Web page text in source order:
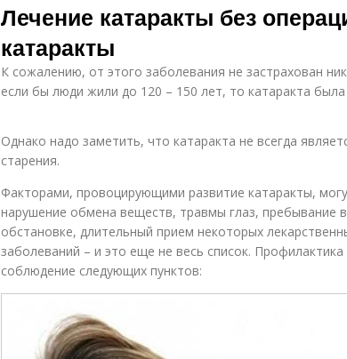
Лечение катаракты без
катаракты
К сожалению, от этого заболевания не застрахован
если бы люди жили до 120 – 150 лет, то катаракта была
Однако надо заметить, что катаракта не всегда
старения.
Факторами, провоцирующими развитие катаракты,
нарушение обмена веществ, травмы глаз, пребывание
обстановке, длительный прием некоторых
заболеваний – и это еще не весь список.
соблюдение следующих пунктов: